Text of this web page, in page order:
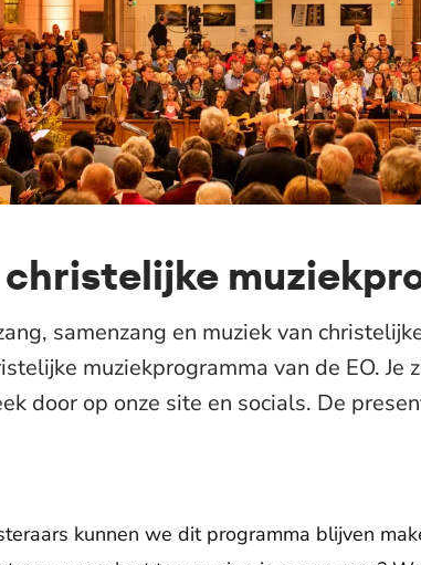
samenzang en muziek van
muziekprogramma van de EO.
door op onze site en socials. De
kunnen we dit programma blijven